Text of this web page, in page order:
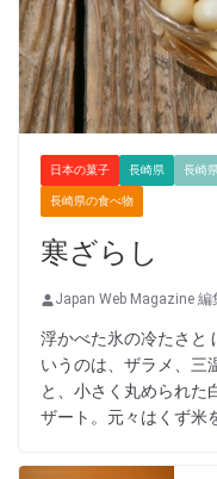
日本の菓子 長崎県 長崎
長崎県の食べ物
寒ざらし
Japan Web Magazine 編
浮かべた氷の冷たさと
いうのは、ザラメ、三
と、小さく丸められた
ザート。元々はくず米